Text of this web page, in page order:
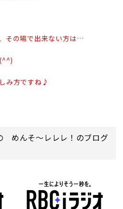
その場で出来ない方は…
み方ですね♪
めんそ～レレレ！のブログ